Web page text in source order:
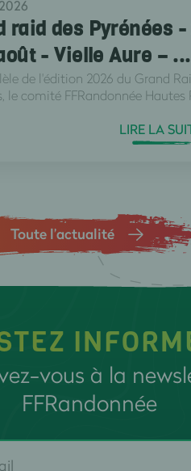
raid des Pyrénées -
- Vielle Aure – ...
de l'édition 2026 du Grand
le comité FFRandonnée Hautes
LIRE LA
Toute l’actualité
vous à la
FFRandonnée